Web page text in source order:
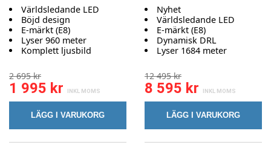
Världsledande LED
Böjd design
E-märkt (E8)
Lyser 960 meter
Komplett ljusbild
2 695 kr
1 995 kr
LÄGG I VARUKORG
Nyhet
Världsledande LED
E-märkt (E8)
Dynamisk DRL
Lyser 1684 meter
12 495 kr
8 595 kr
LÄGG I VARUKORG